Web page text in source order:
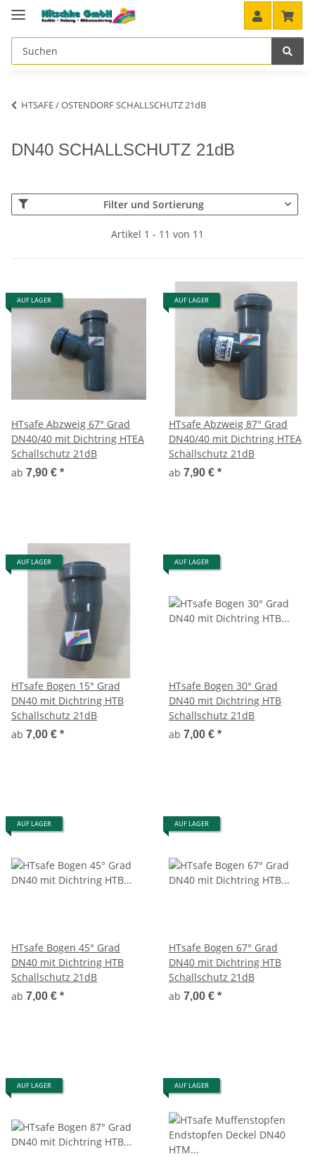
HTSAFE / OSTENDORF SCHALLSCHUTZ 21dB
DN40 SCHALLSCHUTZ 21dB
Filter und Sortierung
Artikel 1 - 11 von 11
AUF LAGER
HTsafe Abzweig 67° Grad
DN40/40 mit Dichtring HTEA
Schallschutz 21dB
ab 7,90 € *
AUF LAGER
HTsafe Abzweig 87° Grad
DN40/40 mit Dichtring HTEA
Schallschutz 21dB
ab 7,90 € *
AUF LAGER
HTsafe Bogen 15° Grad
DN40 mit Dichtring HTB
Schallschutz 21dB
ab 7,00 € *
AUF LAGER
HTsafe Bogen 30° Grad
DN40 mit Dichtring HTB
Schallschutz 21dB
ab 7,00 € *
AUF LAGER
HTsafe Bogen 45° Grad
DN40 mit Dichtring HTB
Schallschutz 21dB
ab 7,00 € *
AUF LAGER
HTsafe Bogen 67° Grad
DN40 mit Dichtring HTB
Schallschutz 21dB
ab 7,00 € *
AUF LAGER AUF LAGER